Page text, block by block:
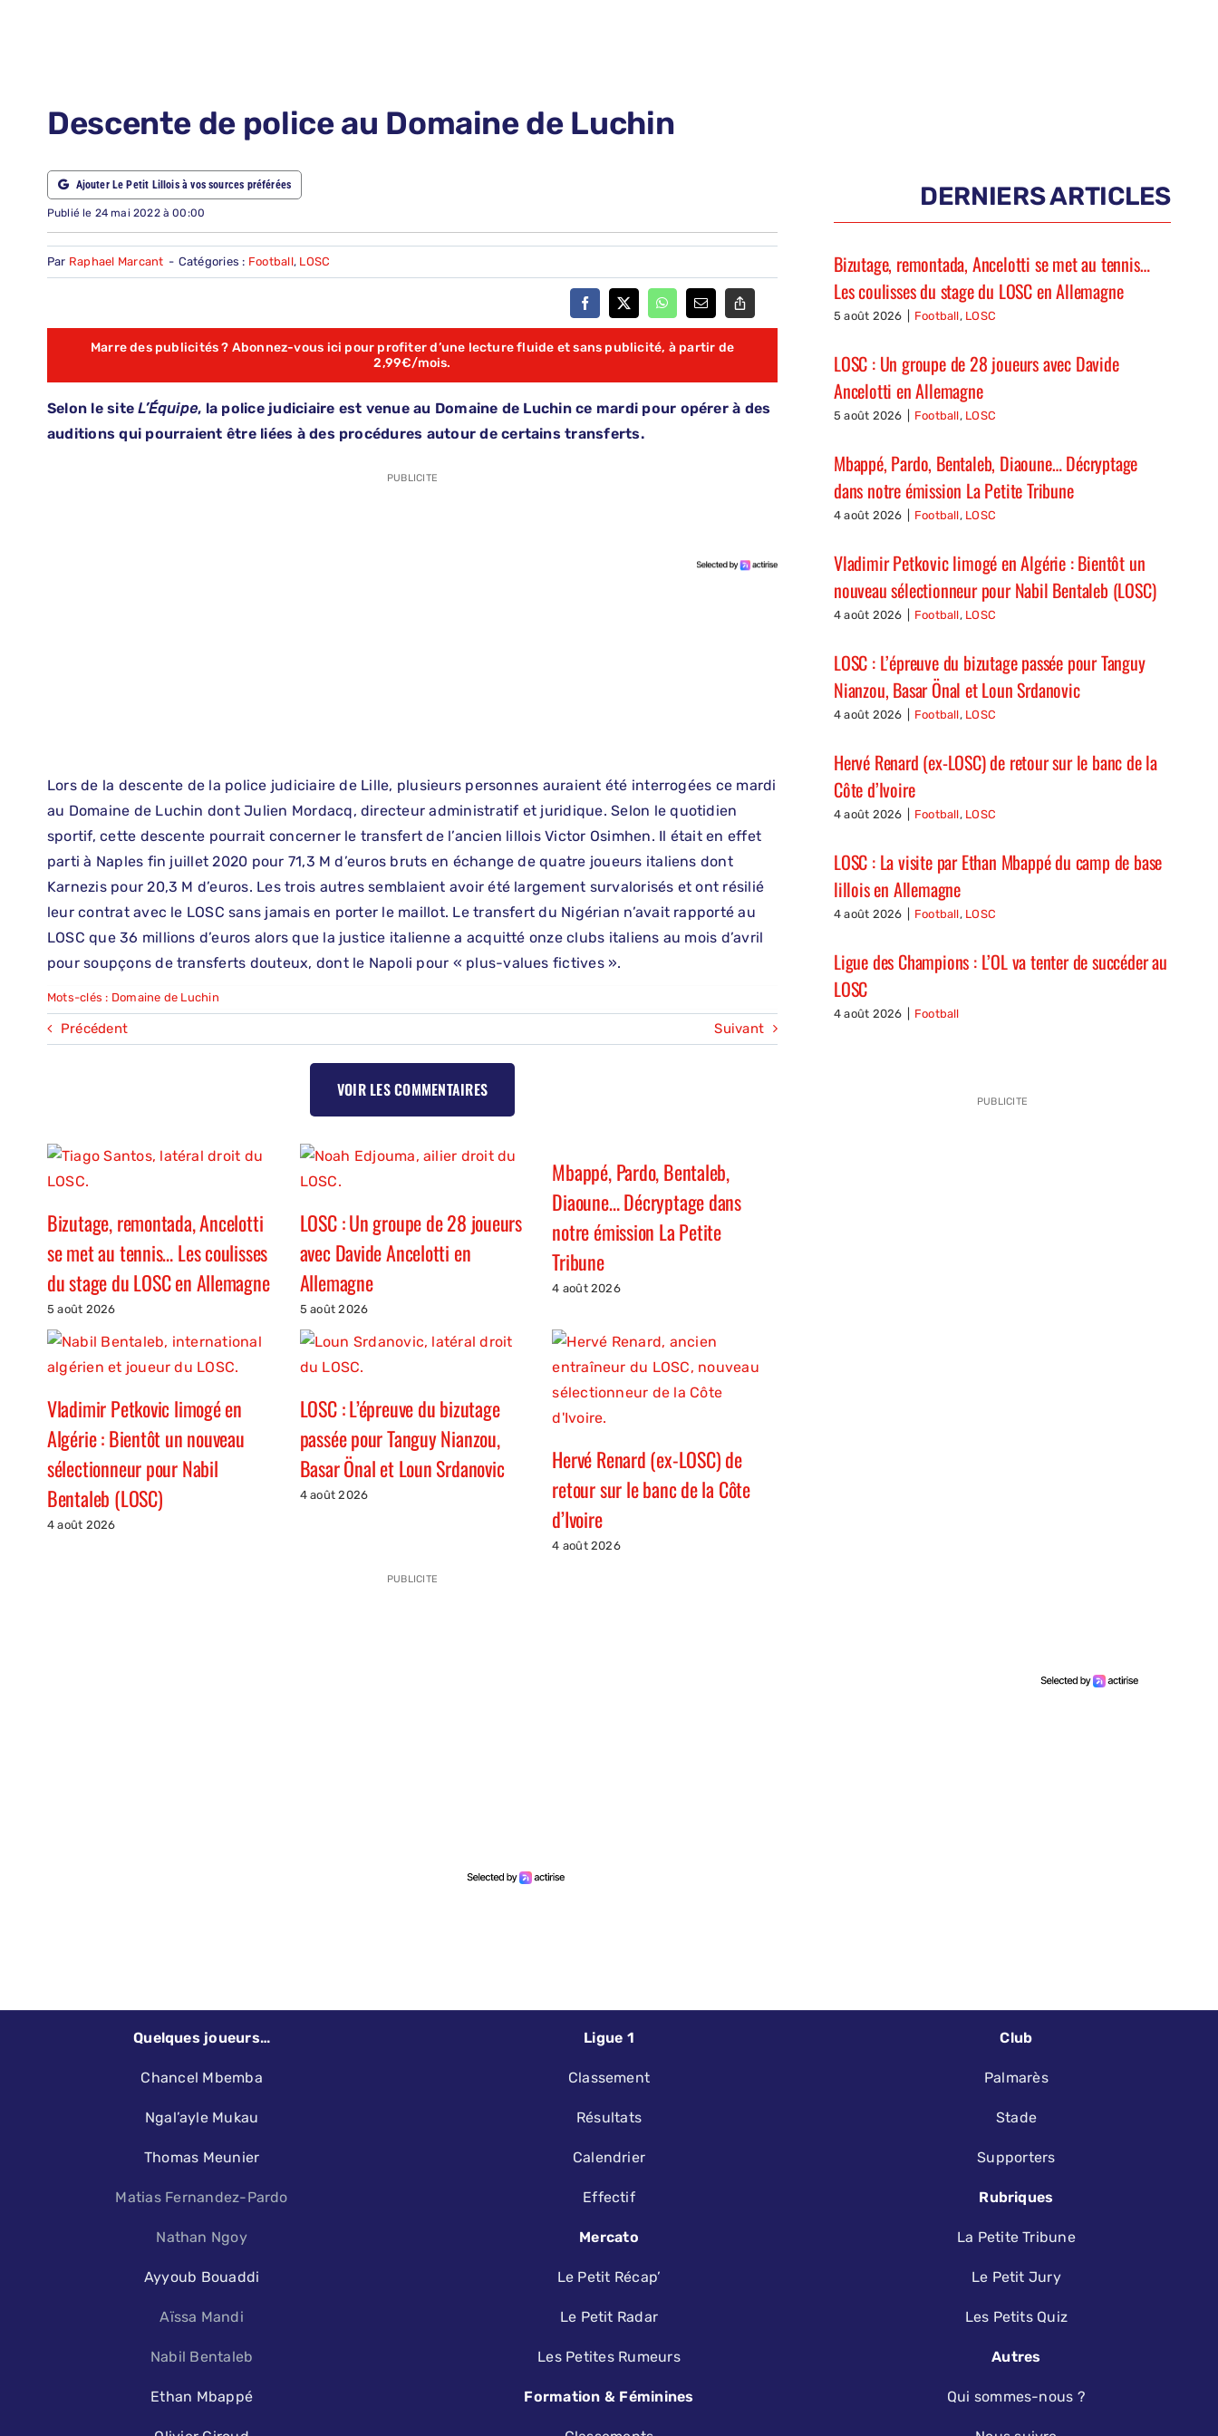
RECHERCHER:
Descente de police au Domaine de Luchin
Ajouter Le Petit Lillois à vos sources préférées
Publié le 24 mai 2022 à 00:00
Par Raphael Marcant - Catégories : Football, LOSC
Marre des publicités ? Abonnez-vous ici pour profiter d’une lecture fluide et sans publicité, à partir de
2,99€/mois.
Selon le siteL’Équipe, la police judiciaire est venue au Domaine de Luchin ce mardi pour opérer à des
auditions qui pourraient être liées à des procédures autour de certains transferts.
PUBLICITE
Lors de la descente de la police judiciaire de Lille, plusieurs personnes auraient été interrogées ce mardi
au Domaine de Luchin dont Julien Mordacq, directeur administratif et juridique. Selon le quotidien
sportif, cette descente pourrait concerner le transfert de l’ancien lillois Victor Osimhen. Il était en effet
parti à Naples fin juillet 2020 pour 71,3 M d’euros bruts en échange de quatre joueurs italiens dont
Karnezis pour 20,3 M d’euros. Les trois autres semblaient avoir été largement survalorisés et ont résilié
leur contrat avec le LOSC sans jamais en porter le maillot. Le transfert du Nigérian n’avait rapporté au
LOSC que 36 millions d’euros alors que la justice italienne a acquitté onze clubs italiens au mois d’avril
pour soupçons de transferts douteux, dont le Napoli pour « plus-values fictives ».
Mots-clés : Domaine de Luchin
Précédent Suivant
VOIR LES COMMENTAIRES
Bizutage, remontada, Ancelotti
se met au tennis… Les coulisses
du stage du LOSC en Allemagne
5 août 2026
LOSC : Un groupe de 28 joueurs
avec Davide Ancelotti en
Allemagne
5 août 2026
Mbappé, Pardo, Bentaleb,
Diaoune… Décryptage dans
notre émission La Petite
Tribune
4 août 2026
Vladimir Petkovic limogé en
Algérie : Bientôt un nouveau
sélectionneur pour Nabil
Bentaleb (LOSC)
4 août 2026
LOSC : L’épreuve du bizutage
passée pour Tanguy Nianzou,
Basar Önal et Loun Srdanovic
4 août 2026
Hervé Renard (ex-LOSC) de
retour sur le banc de la Côte
d’Ivoire
4 août 2026
PUBLICITE
DERNIERS ARTICLES
Bizutage, remontada, Ancelotti se met au tennis…
Les coulisses du stage du LOSC en Allemagne
5 août 2026 Football, LOSC
LOSC : Un groupe de 28 joueurs avec Davide
Ancelotti en Allemagne
5 août 2026 Football, LOSC
Mbappé, Pardo, Bentaleb, Diaoune… Décryptage
dans notre émission La Petite Tribune
4 août 2026 Football, LOSC
Vladimir Petkovic limogé en Algérie : Bientôt un
nouveau sélectionneur pour Nabil Bentaleb (LOSC)
4 août 2026 Football, LOSC
LOSC : L’épreuve du bizutage passée pour Tanguy
Nianzou, Basar Önal et Loun Srdanovic
4 août 2026 Football, LOSC
Hervé Renard (ex-LOSC) de retour sur le banc de la
Côte d’Ivoire
4 août 2026 Football, LOSC
LOSC : La visite par Ethan Mbappé du camp de base
lillois en Allemagne
4 août 2026 Football, LOSC
Ligue des Champions : L’OL va tenter de succéder au
LOSC
4 août 2026 Football
PUBLICITE
Quelques joueurs…
Chancel Mbemba
Ngal’ayle Mukau
Thomas Meunier
Matias Fernandez-Pardo
Nathan Ngoy
Ayyoub Bouaddi
Aïssa Mandi
Nabil Bentaleb
Ethan Mbappé
Ligue 1
Classement
Résultats
Calendrier
Effectif
Mercato
Le Petit Récap’
Le Petit Radar
Les Petites Rumeurs
Formation & Féminines
Club
Palmarès
Stade
Supporters
Rubriques
La Petite Tribune
Le Petit Jury
Les Petits Quiz
Autres
Qui sommes-nous ?